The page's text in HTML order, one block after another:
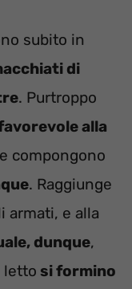
subito in
di
. Purtroppo
alla
compongono
. Raggiunge
armati, e alla
dunque,
letto si formino